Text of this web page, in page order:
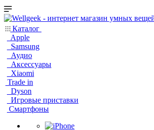
Каталог
Apple
Samsung
Аудио
Аксессуары
Xiaomi
Trade in
Dyson
Игровые приставки
Смартфоны